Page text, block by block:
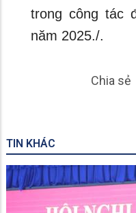
trong công tác
năm 2025./.
Chia sẻ
TIN KHÁC